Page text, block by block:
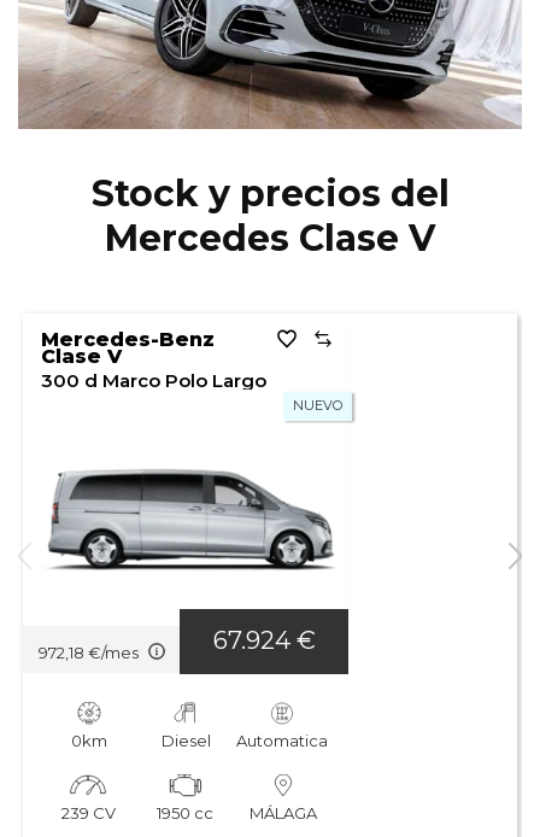
Stock y precios del
Mercedes Clase V
Mercedes-Benz
Clase V
300 d Marco Polo Largo
NUEVO
972,18 €/mes 67.924 €
0km Diesel Automatica
239 CV 1950 cc MÁLAGA